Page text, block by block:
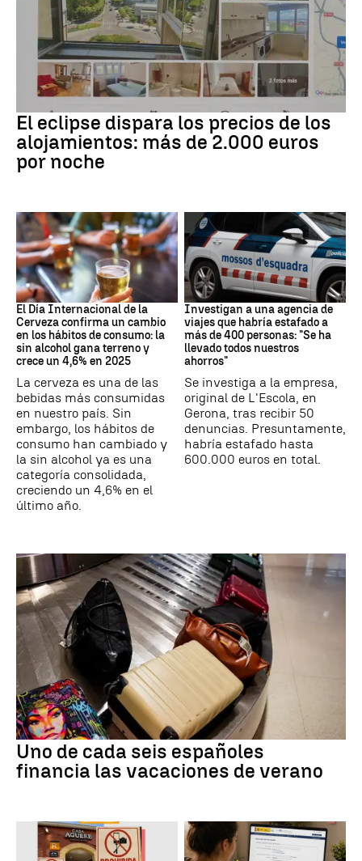
Eclipse solar
El eclipse dispara los precios de los
alojamientos: más de 2.000 euros
por noche
Día Internacional Cerveza
El Día Internacional de la
Cerveza confirma un cambio
en los hábitos de consumo: la
sin alcohol gana terreno y
crece un 4,6% en 2025
La cerveza es una de las
bebidas más consumidas
en nuestro país. Sin
embargo, los hábitos de
consumo han cambiado y
la sin alcohol ya es una
categoría consolidada,
creciendo un 4,6% en el
último año.
Estafa
Investigan a una agencia de
viajes que habría estafado a
más de 400 personas: "Se ha
llevado todos nuestros
ahorros"
Se investiga a la empresa,
original de L'Escola, en
Gerona, tras recibir 50
denuncias. Presuntamente,
habría estafado hasta
600.000 euros en total.
Uno de cada seis españoles
financia las vacaciones de verano